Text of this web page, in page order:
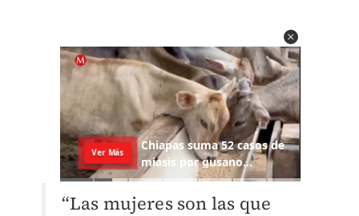
“Las mujeres son las que